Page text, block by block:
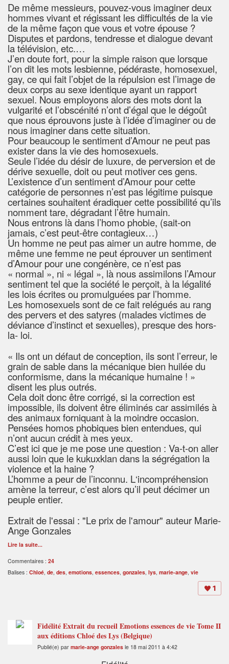
De même messieurs, pouvez-vous imaginer deux
hommes vivant et régissant les difficultés de la vie
de la même façon que vous et votre épouse ?
Disputes et pardons, tendresse et dialogue devant
la télévision, etc.…
J’en doute fort, pour la simple raison que lorsque
l’on dit les mots lesbienne, pédéraste, homosexuel,
gay, ce qui fait l’objet de la répulsion est l’image de
deux corps au sexe identique ayant un rapport
sexuel. Nous employons alors des mots dont la
vulgarité et l’obscénité n’ont d’égal que le dégoût
que nous éprouvons juste à l’idée d’imaginer ou de
nous imaginer dans cette situation.
Pour beaucoup le sentiment d’Amour ne peut pas
exister dans la vie des homosexuels.
Seule l’idée du désir de luxure, de perversion et de
dérive sexuelle, doit ou peut motiver ces gens.
L’existence d’un sentiment d’Amour pour cette
catégorie de personnes n’est pas légitime puisque
certaines souhaitent éradiquer cette possibilité qu’ils
nomment tare, dégradant l’être humain.
Nous entrons là dans l’homo phobie, (sait-on
jamais, c’est peut-être contagieux…)
Un homme ne peut pas aimer un autre homme, de
même une femme ne peut éprouver un sentiment
d’Amour pour une congénère, ce n’est pas
« normal », ni « légal », là nous assimilons l’Amour
sentiment tel que la société le perçoit, à la légalité
les lois écrites ou promulguées par l’homme.
Les homosexuels sont de ce fait relégués au rang
des pervers et des satyres (malades victimes de
déviance d’instinct et sexuelles), presque des hors-
la- loi.
« Ils ont un défaut de conception, ils sont l’erreur, le
grain de sable dans la mécanique bien huilée du
conformisme, dans la mécanique humaine ! »
disent les plus outrés.
Cela doit donc être corrigé, si la correction est
impossible, ils doivent être éliminés car assimilés à
des animaux forniquant à la moindre occasion.
Pensées homos phobiques bien entendues, qui
n’ont aucun crédit à mes yeux.
C’est ici que je me pose une question : Va-t-on aller
aussi loin que le kukuxklan dans la ségrégation la
violence et la haine ?
L’homme a peur de l’inconnu. L‘incompréhension
amène la terreur, c’est alors qu’il peut décimer un
peuple entier.
Extrait de l'essai : "Le prix de l'amour" auteur Marie-
Ange Gonzales
Lire la suite...
Commentaires : 24
Balises : Chloé, de, des, emotions, essences, gonzales, lys, marie-ange, vie
1
Fidélité Extrait du recueil Emotions essences de vie Tome II
aux éditions Chloé des Lys (Belgique)
Publié(e) par marie-ange gonzales le 18 mai 2011 à 4:42